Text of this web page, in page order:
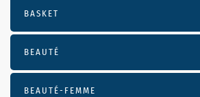
BASKET
BEAUTÉ
BEAUTÉ-FEMME